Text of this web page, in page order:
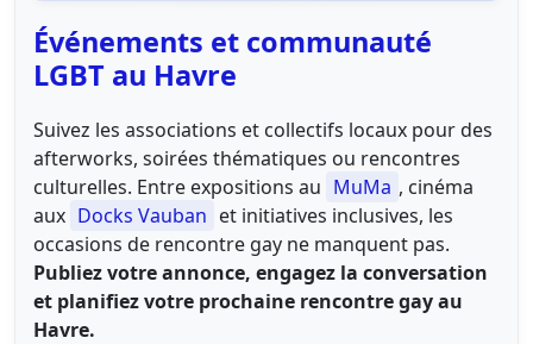
Événements et communauté
LGBT au Havre
Suivez les associations et collectifs locaux pour des
afterworks, soirées thématiques ou rencontres
culturelles. Entre expositions au MuMa , cinéma
aux Docks Vauban et initiatives inclusives, les
occasions de rencontre gay ne manquent pas.
Publiez votre annonce, engagez la conversation
et planifiez votre prochaine rencontre gay au
Havre.